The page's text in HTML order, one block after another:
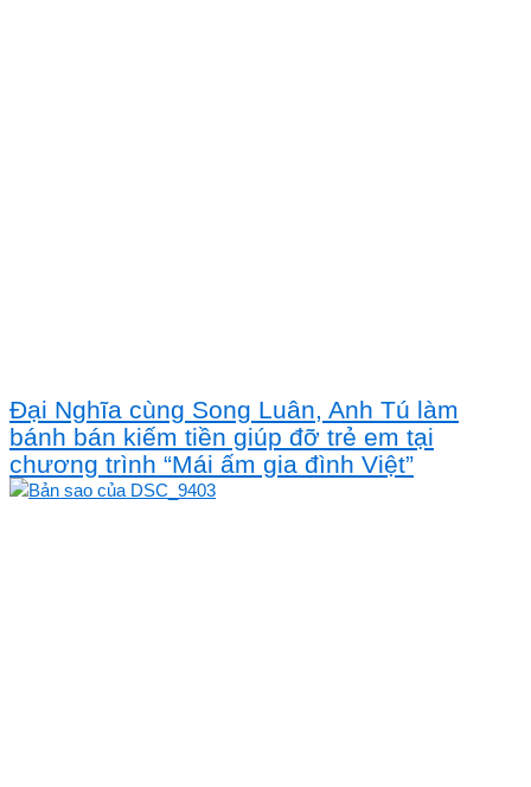
Đại Nghĩa cùng Song Luân, Anh Tú làm
bánh bán kiếm tiền giúp đỡ trẻ em tại
chương trình “Mái ấm gia đình Việt”